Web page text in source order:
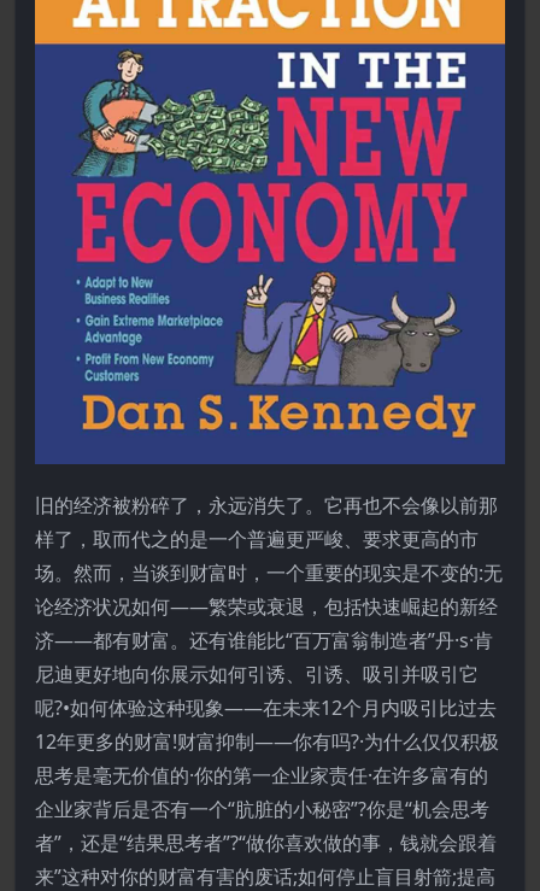
旧的经济被粉碎了，永远消失了。它再也不会像以前那
样了，取而代之的是一个普遍更严峻、要求更高的市
场。然而，当谈到财富时，一个重要的现实是不变的:无
论经济状况如何——繁荣或衰退，包括快速崛起的新经
济——都有财富。还有谁能比“百万富翁制造者”丹·s·肯
尼迪更好地向你展示如何引诱、引诱、吸引并吸引它
呢?•如何体验这种现象——在未来12个月内吸引比过去
12年更多的财富!财富抑制——你有吗?·为什么仅仅积极
思考是毫无价值的·你的第一企业家责任·在许多富有的
企业家背后是否有一个“肮脏的小秘密”?你是“机会思考
者”，还是“结果思考者”?“做你喜欢做的事，钱就会跟着
来”这种对你的财富有害的废话;如何停止盲目射箭;提高